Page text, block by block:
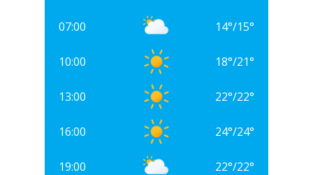
07:00 14°/15°
10:00 18°/21°
13:00 22°/22°
16:00 24°/24°
19:00 22°/22°